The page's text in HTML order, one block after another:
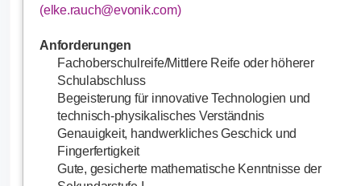
(elke.rauch@evonik.com)
Anforderungen
Fachoberschulreife/Mittlere Reife oder höherer
Schulabschluss
Begeisterung für innovative Technologien und
technisch-physikalisches Verständnis
Genauigkeit, handwerkliches Geschick und
Fingerfertigkeit
Gute, gesicherte mathematische Kenntnisse der